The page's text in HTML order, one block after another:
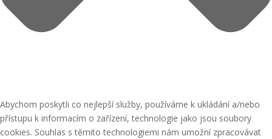
Abychom poskytli co nejlepší služby, používáme k ukládání a/nebo
přístupu k informacím o zařízení, technologie jako jsou soubory
cookies. Souhlas s těmito technologiemi nám umožní zpracovávat